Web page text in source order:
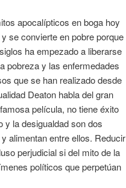
apocalípticos en boga hoy
se convierte en pobre porque
ha empezado a liberarse
pobreza y las enfermedades
que se han realizado desde
Deaton habla del gran
película, no tiene éxito
la desigualdad son dos
alimentan entre ellos. Reducir
perjudicial si del mito de la
políticos que perpetúan